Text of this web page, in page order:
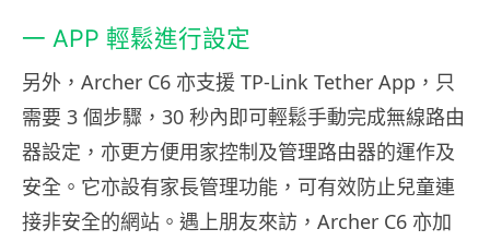
一 APP 輕鬆進行設定
另外，Archer C6 亦支援 TP-Link Tether App，只
需要 3 個步驟，30 秒內即可輕鬆手動完成無線路由
器設定，亦更方便用家控制及管理路由器的運作及
安全。它亦設有家長管理功能，可有效防止兒童連
接非安全的網站。遇上朋友來訪，Archer C6 亦加